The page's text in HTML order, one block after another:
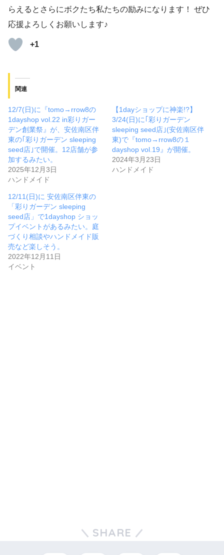
らえるとさらにボクたち私たちの励みになります！ ぜひ
応援よろしくお願いします♪
+1
関連
12/7(日)に『tomo→rrow8の
1dayshop vol.22 in彩りガー
デン創業祭』が、安佐南区伴
東の｢彩りガーデン sleeping
seed店｣で開催。12店舗が参
加するみたい。
2025年12月3日
ハンドメイド
【1dayショップに神楽!?】
3/24(日)に｢彩りガーデン
sleeping seed店｣(安佐南区伴
東)で『tomo→rrow8の１
dayshop vol.19』が開催。
2024年3月23日
ハンドメイド
12/11(日)に 安佐南区伴東の
「彩りガーデン sleeping
seed店」で1dayshop ショッ
プイベントがあるみたい。庭
づくり相談やハンドメイド販
売など楽しそう。
2022年12月11日
イベント
SHARE